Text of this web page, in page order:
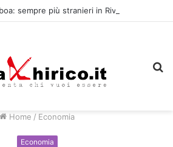
sempre più stranieri in Riviera
Home / Economia
Economia